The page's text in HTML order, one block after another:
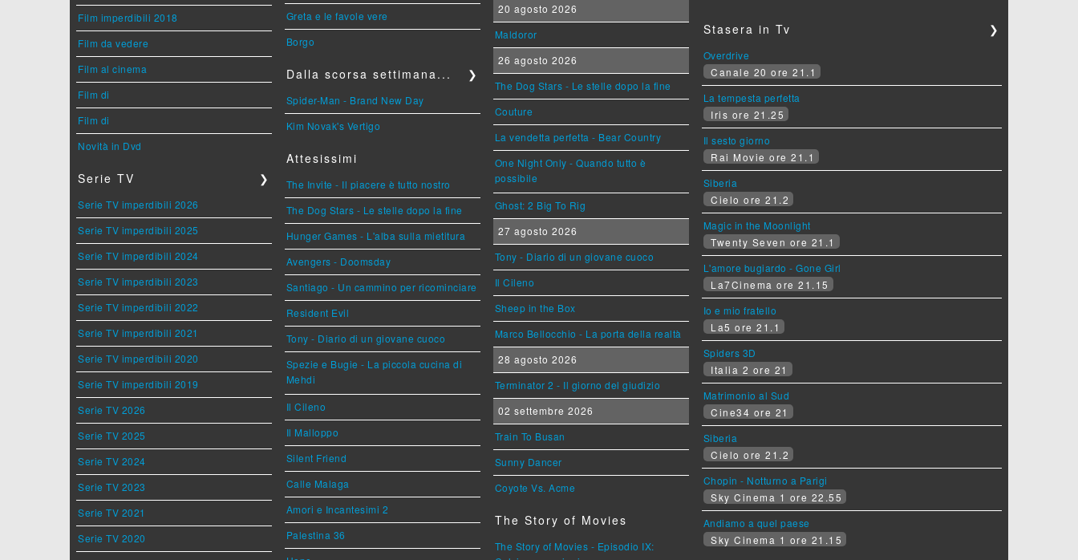
Film imperdibili 2018
Film da vedere
Film al cinema
Film di
Film di
Novità in Dvd
Serie TV ❯
Serie TV imperdibili 2026
Serie TV imperdibili 2025
Serie TV imperdibili 2024
Serie TV imperdibili 2023
Serie TV imperdibili 2022
Serie TV imperdibili 2021
Serie TV imperdibili 2020
Serie TV imperdibili 2019
Serie TV 2026
Serie TV 2025
Serie TV 2024
Serie TV 2023
Serie TV 2021
Serie TV 2020
Greta e le favole vere
Borgo
Dalla scorsa settimana... ❯
Spider-Man - Brand New Day
Kim Novak's Vertigo
Attesissimi
The Invite - Il piacere è tutto nostro
The Dog Stars - Le stelle dopo la fine
Hunger Games - L'alba sulla mietitura
Avengers - Doomsday
Santiago - Un cammino per ricominciare
Resident Evil
Tony - Diario di un giovane cuoco
Spezie e Bugie - La piccola cucina di
Mehdi
Il Cileno
Il Malloppo
Silent Friend
Calle Malaga
Amori e Incantesimi 2
Palestina 36
20 agosto 2026
Maldoror
26 agosto 2026
The Dog Stars - Le stelle dopo la fine
Couture
La vendetta perfetta - Bear Country
One Night Only - Quando tutto è
possibile
Ghost: 2 Big To Rig
27 agosto 2026
Tony - Diario di un giovane cuoco
Il Cileno
Sheep in the Box
Marco Bellocchio - La porta della realtà
28 agosto 2026
Terminator 2 - Il giorno del giudizio
02 settembre 2026
Train To Busan
Sunny Dancer
Coyote Vs. Acme
The Story of Movies
The Story of Movies - Episodio IX:
Stasera in Tv ❯
Overdrive
Canale 20 ore 21.1
La tempesta perfetta
Iris ore 21.25
Il sesto giorno
Rai Movie ore 21.1
Siberia
Cielo ore 21.2
Magic in the Moonlight
Twenty Seven ore 21.1
L'amore bugiardo - Gone Girl
La7Cinema ore 21.15
Io e mio fratello
La5 ore 21.1
Spiders 3D
Italia 2 ore 21
Matrimonio al Sud
Cine34 ore 21
Siberia
Cielo ore 21.2
Chopin - Notturno a Parigi
Sky Cinema 1 ore 22.55
Andiamo a quel paese
Sky Cinema 1 ore 21.15